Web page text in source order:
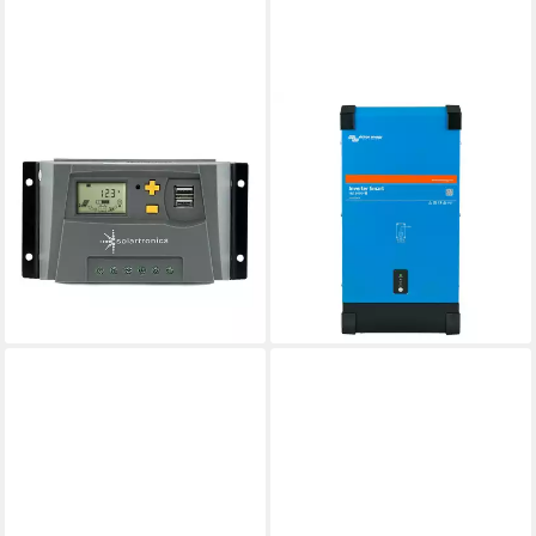
Laderegler Solar 12V 24V,
PWM Solarladeregler, LCD
Anzeige
24,95 €
lieferbar - in 3-4 Werktagen bei dir
VICTRON ENERGY
Wechselrichter Victron
Energy® Phoenix Inverter
12/24/48VDC auf 230VAC I
lieferbar - in 2-3 Werktagen bei dir